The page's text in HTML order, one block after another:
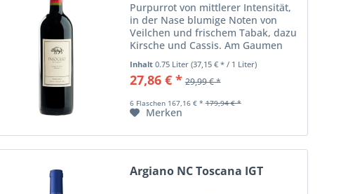
Purpurrot von mittlerer Intensität,
in der Nase blumige Noten von
Veilchen und frischem Tabak, dazu
Kirsche und Cassis. Am Gaumen
intensiv und umhüllend mit reifen
und definierten Tanninen. Frische
Säure und ein sehr lebhafter
Inhalt 0.75 Liter (37,15 € * / 1 Liter)
27,86 € * 29,99 € *
6 Flaschen 167,16 € * 179,94 € *
Merken
Argiano NC Toscana IGT